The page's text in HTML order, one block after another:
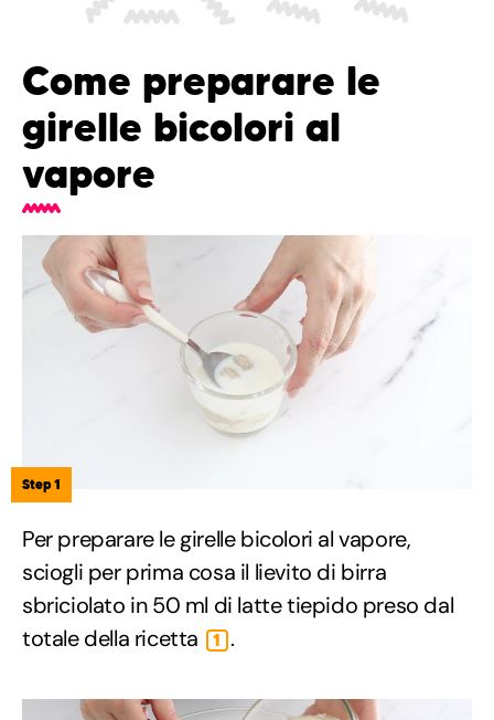
Come preparare le
girelle bicolori al
vapore
Step 1
Per preparare le girelle bicolori al vapore,
sciogli per prima cosa il lievito di birra
sbriciolato in 50 ml di latte tiepido preso dal
totale della ricetta
1 .